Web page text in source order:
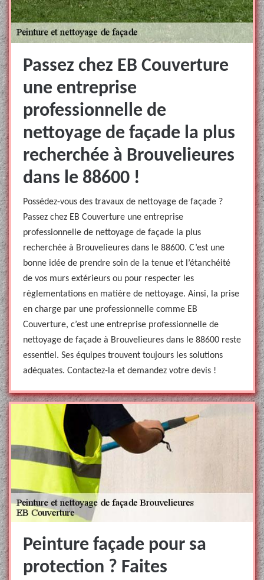
Passez chez EB Couverture
une entreprise
professionnelle de
nettoyage de façade la plus
recherchée à Brouvelieures
dans le 88600 !
Possédez-vous des travaux de nettoyage de façade ?
Passez chez EB Couverture une entreprise
professionnelle de nettoyage de façade la plus
recherchée à Brouvelieures dans le 88600. C’est une
bonne idée de prendre soin de la tenue et l’étanchéité
de vos murs extérieurs ou pour respecter les
règlementations en matière de nettoyage. Ainsi, la prise
en charge par une professionnelle comme EB
Couverture, c’est une entreprise professionnelle de
nettoyage de façade à Brouvelieures dans le 88600 reste
essentiel. Ses équipes trouvent toujours les solutions
adéquates. Contactez-la et demandez votre devis !
Peinture façade pour sa
protection ? Faites